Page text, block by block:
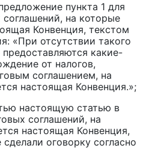
пункта 1 для
на которые
Конвенция, текстом
«При отсутствии такого
какие-
от налогов,
соглашением, на
настоящая Конвенция.»;
настоящую статью в
соглашений, на
настоящая Конвенция,
оговорку согласно